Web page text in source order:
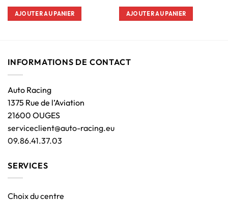
AJOUTER AU PANIER AJOUTER AU PANIER
INFORMATIONS DE CONTACT
Auto Racing
1375 Rue de l’Aviation
21600 OUGES
serviceclient@auto-racing.eu
09.86.41.37.03
SERVICES
Choix du centre